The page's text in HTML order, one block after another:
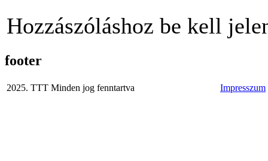
Hozzászóláshoz be kell
footer
2025. TTT Minden jog fenntartva Impresszum